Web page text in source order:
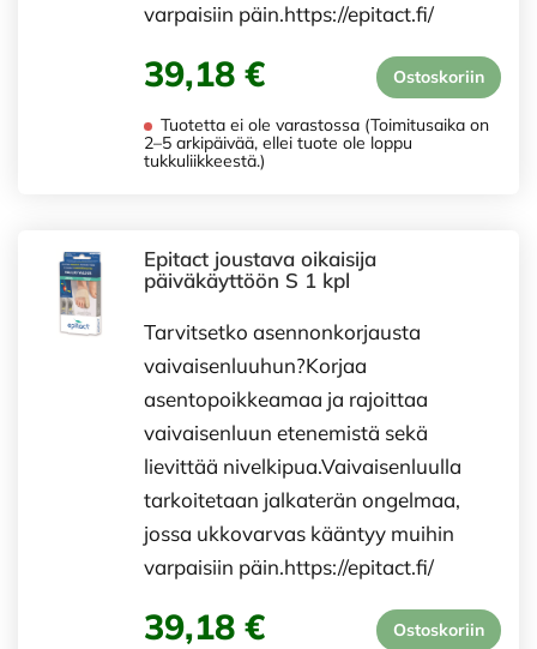
varpaisiin päin.https://epitact.fi/
39,18 € Ostoskoriin
Tuotetta ei ole varastossa (Toimitusaika on
2–5 arkipäivää, ellei tuote ole loppu
tukkuliikkeestä.)
Epitact joustava oikaisija
päiväkäyttöön S 1 kpl
Tarvitsetko asennonkorjausta
vaivaisenluuhun?Korjaa
asentopoikkeamaa ja rajoittaa
vaivaisenluun etenemistä sekä
lievittää nivelkipua.Vaivaisenluulla
tarkoitetaan jalkaterän ongelmaa,
jossa ukkovarvas kääntyy muihin
varpaisiin päin.https://epitact.fi/
39,18 € Ostoskoriin